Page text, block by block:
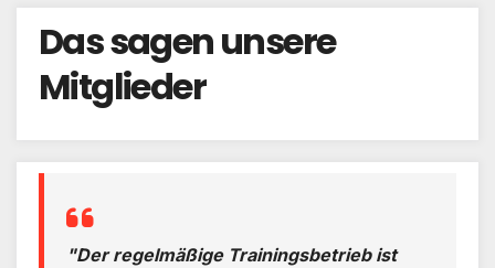
Das sagen unsere
Mitglieder
"Der regelmäßige Trainingsbetrieb ist